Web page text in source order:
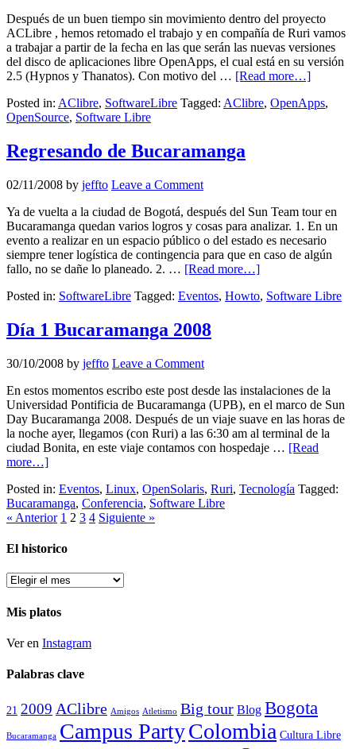
Después de un buen tiempo sin movimiento dentro del proyecto
ACLibre , hemos retomado el trabajo y en compañía de Ruri vamos
a trabajar a partir de la fecha en las que serán las nuevas versiones
del disco de aplicaciones libre OpenApps, el cual está en su versión
2.5 (Hypnos y Thanatos). Con motivo del … [Read more…]
Posted in: AClibre, SoftwareLibre Tagged: AClibre, OpenApps,
OpenSource, Software Libre
Regresando de Bucaramanga
02/11/2008 by jeffto Leave a Comment
Ya de vuelta a la ciudad de Bogotá, después del Sun Team tour en
Bucaramanga quedan varios logros y cosas para analizar. 1. En un
evento a realizar en un espacio público o del estado es necesario
siempre tener logística de contingencia para que en caso de algún
fallo, no se dañe lo planeado. 2. … [Read more…]
Posted in: SoftwareLibre Tagged: Eventos, Howto, Software Libre
Día 1 Bucaramanga 2008
30/10/2008 by jeffto Leave a Comment
En estos momentos escribo este post desde las instalaciones de la
Universidad Pontificia de Bucaramanga (UPB), en el marco de Sun
Day Bucaramanga 2008. Después de un viaje suave en las horas de
la noche ayer, llegamos (con Ruri) a las 6:30 am al terminal de la
ciudad Bonita, en este viaje contamos con hospedaje … [Read
more…]
Posted in: Eventos, Linux, OpenSolaris, Ruri, Tecnología Tagged:
Bucaramanga, Conferencia, Software Libre
« Anterior 1 2 3 4 Siguiente »
El historico
El
Mis platos
Ver en Instagram
Palabras clave
21 2009 AClibre Amigos Atletismo Big tour Blog Bogota
Bucaramanga Campus PartyColombia Cultura Libre